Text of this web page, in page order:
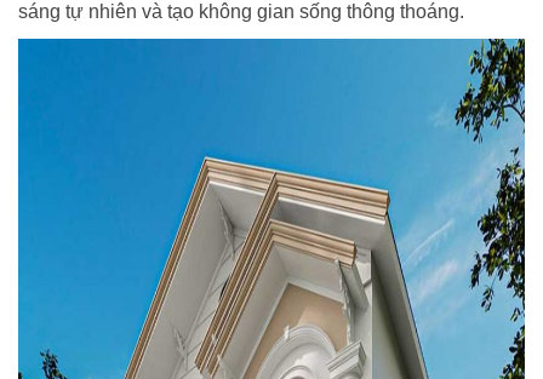
sáng tự nhiên và tạo không gian sống thông thoáng.